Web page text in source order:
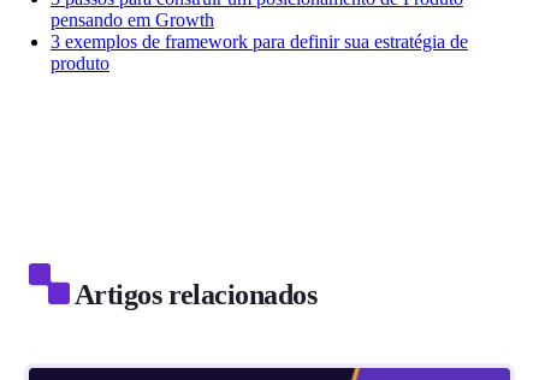
pensando em Growth
3 exemplos de framework para definir sua estratégia de
produto
Artigos relacionados